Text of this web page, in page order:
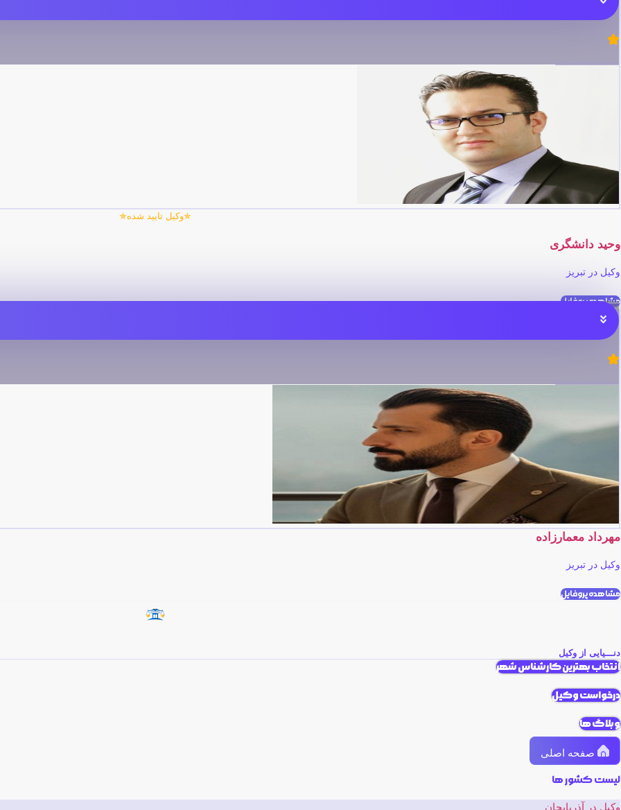
✯وکیل تایید شده✯
وحید دانشگری
وکیل در تبریز
مشاهده پروفایل
مهرداد معمارزاده
وکیل در تبریز
مشاهده پروفایل
دنـــیایی از وکیل
انتخاب بهترین کارشناس شهر
درخواست وکیل
وبلاگ ها
صفحه اصلی
لیست کشور ها
وکیل در آذربایجان